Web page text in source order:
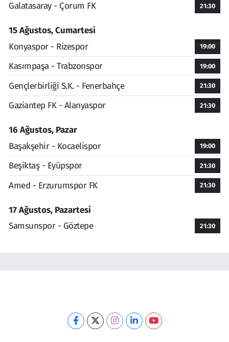
Galatasaray - Çorum FK
21:30
15 Ağustos, Cumartesi
Konyaspor - Rizespor
19:00
Kasımpaşa - Trabzonspor 19:00
Gençlerbirliği S.K. - Fenerbahçe 21:30
Gaziantep FK - Alanyaspor 21:30
16 Ağustos, Pazar
Başakşehir - Kocaelispor
19:00
Beşiktaş - Eyüpspor 21:30
Amed - Erzurumspor FK 21:30
17 Ağustos, Pazartesi
Samsunspor - Göztepe
21:30